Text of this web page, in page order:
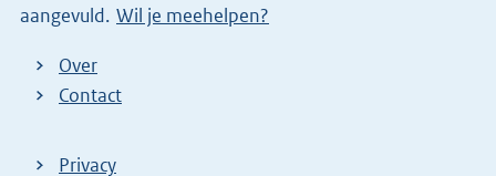
aangevuld. Wil je meehelpen?
Over
Contact
Privacy